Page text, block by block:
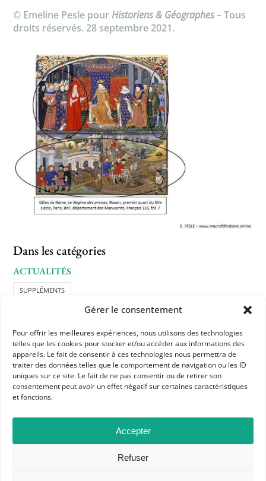
Gérer le consentement
Pour offrir les meilleures expériences, nous utilisons des technologies
telles que les cookies pour stocker et/ou accéder aux informations des
appareils. Le fait de consentir à ces technologies nous permettra de
traiter des données telles que le comportement de navigation ou les ID
uniques sur ce site. Le fait de ne pas consentir ou de retirer son
consentement peut avoir un effet négatif sur certaines caractéristiques
et fonctions.
Accepter
Refuser
© Emeline Pesle pourHistoriens & Géographes– Tous
droits réservés. 28 septembre 2021.
Dans les catégories
ACTUALITÉS
SUPPLÉMENTS